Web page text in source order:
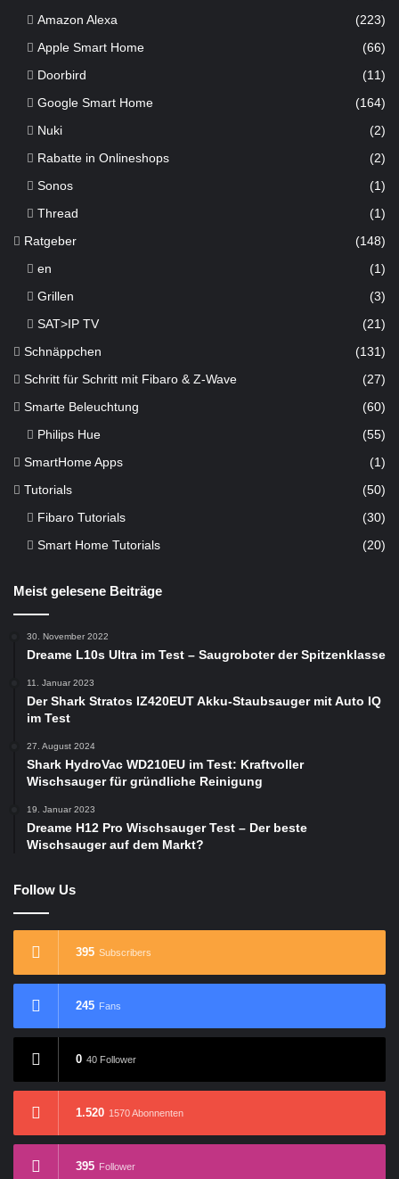
Amazon Alexa
(223)
Apple Smart Home
(66)
Doorbird
(11)
Google Smart Home
(164)
Nuki
(2)
Rabatte in Onlineshops
(2)
Sonos
(1)
Thread
(1)
Ratgeber (148)
en
(1)
Grillen
(3)
SAT>IP TV
(21)
Schnäppchen (131)
Schritt für Schritt mit Fibaro & Z-Wave (27)
Smarte Beleuchtung (60)
Philips Hue (55)
SmartHome Apps (1)
Tutorials (50)
Fibaro Tutorials
(30)
Smart Home Tutorials
(20)
Meist gelesene Beiträge
30. November 2022
Dreame L10s Ultra im Test – Saugroboter der Spitzenklasse
11. Januar 2023
Der Shark Stratos IZ420EUT Akku-Staubsauger mit Auto IQ
im Test
27. August 2024
Shark HydroVac WD210EU im Test: Kraftvoller
Wischsauger für gründliche Reinigung
19. Januar 2023
Dreame H12 Pro Wischsauger Test – Der beste
Wischsauger auf dem Markt?
Follow Us
395 Subscribers
245 Fans
0 40 Follower
1.520 1570 Abonnenten
395 Follower